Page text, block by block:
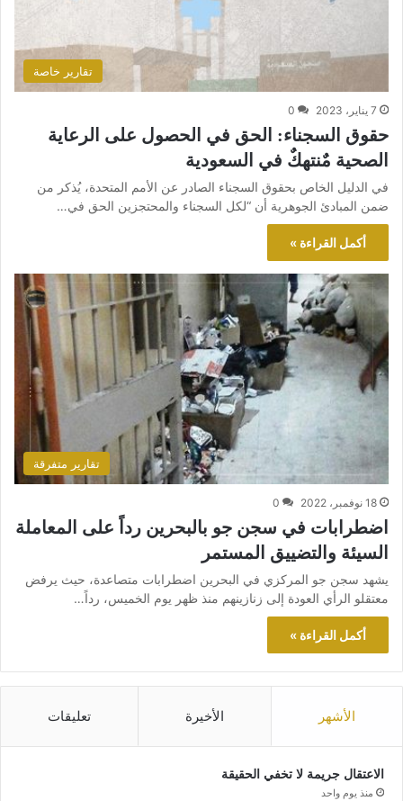
تقارير خاصة
7 يناير، 2023 0
حقوق السجناء: الحق في الحصول على الرعاية
الصحية مٌنتهكٌ في السعودية
في الدليل الخاص بحقوق السجناء الصادر عن الأمم المتحدة، يُذكر من
ضمن المبادئ الجوهرية أن “لكل السجناء والمحتجزين الحق في…
أكمل القراءة »
تقارير متفرقة
18 نوفمبر، 2022 0
اضطرابات في سجن جو بالبحرين رداً على المعاملة
السيئة والتضييق المستمر
يشهد سجن جو المركزي في البحرين اضطرابات متصاعدة، حيث يرفض
معتقلو الرأي العودة إلى زنازينهم منذ ظهر يوم الخميس، رداً…
أكمل القراءة »
الأشهر الأخيرة تعليقات
الاعتقال جريمة لا تخفي الحقيقة
منذ يوم واحد